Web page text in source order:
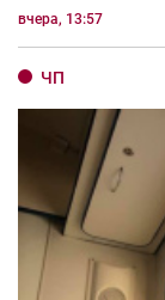
вчера, 13:57
ЧП